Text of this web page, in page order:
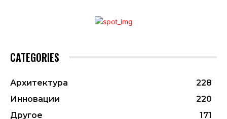
CATEGORIES
Архитектура
228
Инновации
220
Другое
171